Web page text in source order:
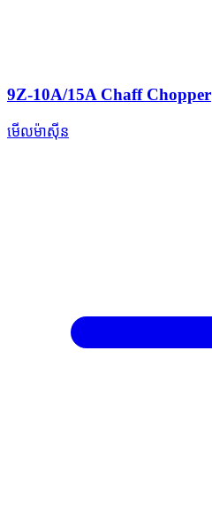
9Z-10A/15A Chaff Chopper
មើលម៉ាស៊ីន